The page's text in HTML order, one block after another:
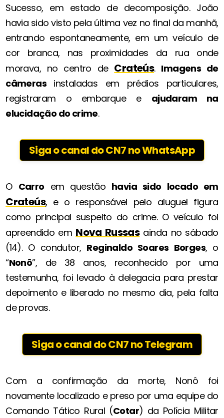
Sucesso, em estado de decomposição. João
havia sido visto pela última vez no final da manhã,
entrando espontaneamente, em um veículo de
cor branca, nas proximidades da rua onde
morava, no centro de Crateús. Imagens de
câmeras instaladas em prédios particulares,
registraram o embarque e ajudaram na
elucidação do crime.
Siga o canal do CN7 no WhatsApp
O Carro em questão havia sido locado em
Crateús, e o responsável pelo aluguel figura
como principal suspeito do crime. O veículo foi
apreendido em Nova Russasainda no sábado
(14). O condutor, Reginaldo Soares Borges, o
“Nonô”, de 38 anos, reconhecido por uma
testemunha, foi levado à delegacia para prestar
depoimento e liberado no mesmo dia, pela falta
de provas.
Siga o canal do CN7 no Telegram
Com a confirmação da morte, Nonô foi
novamente localizado e preso por uma equipe do
Comando Tático Rural (Cotar) da Polícia Militar